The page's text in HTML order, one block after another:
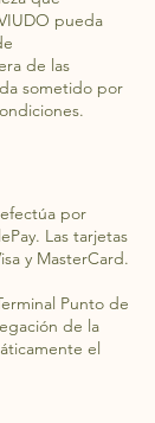
pueda
de las
sometido por
por
Las tarjetas
y MasterCard.
Punto de
de la
el